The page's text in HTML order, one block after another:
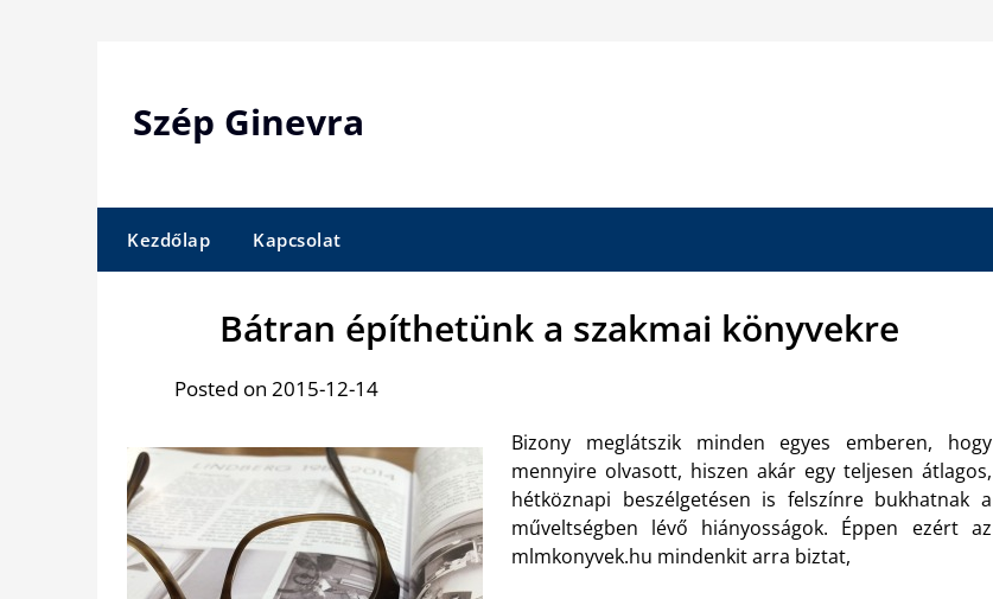
Szép Ginevra
Kezdőlap Kapcsolat
Bátran építhetünk a szakmai könyvekre
Posted on 2015-12-14
Bizony meglátszik minden egyes emberen, hogy
mennyire olvasott, hiszen akár egy teljesen átlagos,
hétköznapi beszélgetésen is felszínre bukhatnak a
műveltségben lévő hiányosságok. Éppen ezért az
mlmkonyvek.hu mindenkit arra biztat,